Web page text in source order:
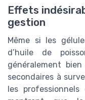
Effets
gestion
Même si les
d’huile de
généralement
secondaires à
les